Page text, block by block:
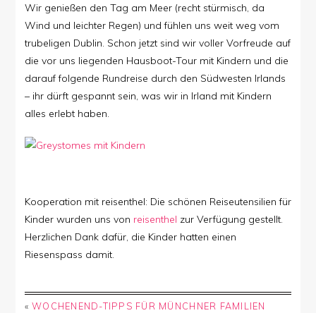
Wir genießen den Tag am Meer (recht stürmisch, da
Wind und leichter Regen) und fühlen uns weit weg vom
trubeligen Dublin. Schon jetzt sind wir voller Vorfreude auf
die vor uns liegenden Hausboot-Tour mit Kindern und die
darauf folgende Rundreise durch den Südwesten Irlands
– ihr dürft gespannt sein, was wir in Irland mit Kindern
alles erlebt haben.
Kooperation mit reisenthel: Die schönen Reiseutensilien für
Kinder wurden uns von reisenthel zur Verfügung gestellt.
Herzlichen Dank dafür, die Kinder hatten einen
Riesenspass damit.
«WOCHENEND-TIPPS FÜR MÜNCHNER FAMILIEN